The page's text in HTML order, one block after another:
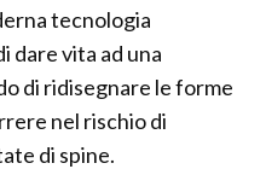
tecnologia
dare vita ad una
di ridisegnare le forme
nel rischio di
di spine.